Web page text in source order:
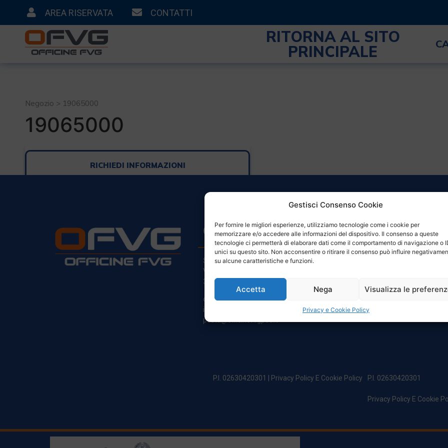
Gestisci Consenso Cookie
Per fornire le migliori esperienze, utilizziamo tecnologie come i cookie per
memorizzare e/o accedere alle informazioni del dispositivo. Il consenso a queste
tecnologie ci permetterà di elaborare dati come il comportamento di navigazione o
unici su questo sito. Non acconsentire o ritirare il consenso può influire
su alcune caratteristiche e funzioni.
Accetta Nega Visualizza le
Privacy e Cookie Policy
AREA RISERVATA CONTATTI
RITORNA AL SITO
PRINCIPALE
Negozio > 19065000
19065000
RICHIEDI INFORMAZIONI
CONTATTI
Sede Legale:
Via Principe Di Udine 144
33030 Campoformido (Ud)
clienti@officinefvg.it
info@officinefvg.it
posta@officinefvgpec.It
ORARI
Domenica: Chiuso
P.I. 02630420301 | Privacy Policy E Cookie Policy P.I. 02630420301
Privacy Policy E Cookie